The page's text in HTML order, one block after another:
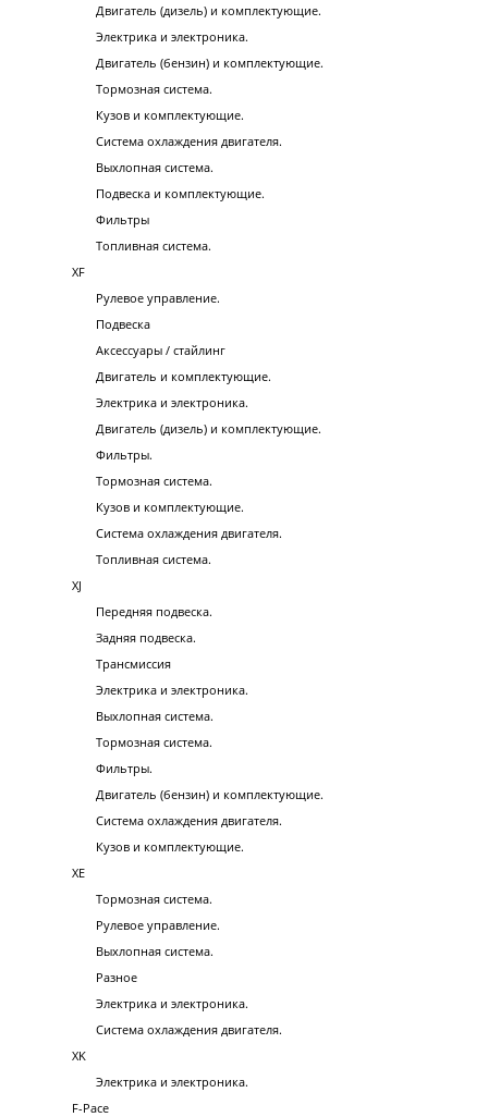
Двигатель (дизель) и комплектующие.
Электрика и электроника.
Двигатель (бензин) и комплектующие.
Тормозная система.
Кузов и комплектующие.
Система охлаждения двигателя.
Выхлопная система.
Подвеска и комплектующие.
Фильтры
Топливная система.
XF
Рулевое управление.
Подвеска
Аксессуары / стайлинг
Двигатель и комплектующие.
Электрика и электроника.
Двигатель (дизель) и комплектующие.
Фильтры.
Тормозная система.
Кузов и комплектующие.
Система охлаждения двигателя.
Топливная система.
XJ
Передняя подвеска.
Задняя подвеска.
Трансмиссия
Электрика и электроника.
Выхлопная система.
Тормозная система.
Фильтры.
Двигатель (бензин) и комплектующие.
Система охлаждения двигателя.
Кузов и комплектующие.
XE
Тормозная система.
Рулевое управление.
Выхлопная система.
Разное
Электрика и электроника.
Система охлаждения двигателя.
XK
Электрика и электроника.
F-Pace